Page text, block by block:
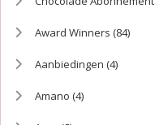
Award Winners (84)
Aanbiedingen (4)
Amano (4)